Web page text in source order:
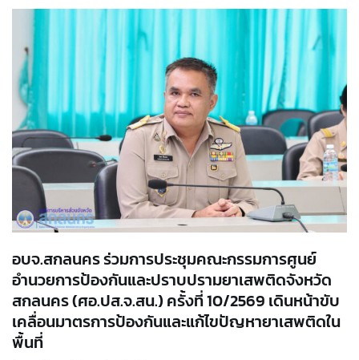
อบจ.สกลนคร ร่วมการประชุมคณะกรรมการศูนย์
อำนวยการป้องกันและปราบปรามยาเสพติดจังหวัด
สกลนคร (ศอ.ปส.จ.สน.) ครั้งที่ 10/2569 เดินหน้าขับ
เคลื่อนมาตรการป้องกันและแก้ไขปัญหายาเสพติดใน
พื้นที่